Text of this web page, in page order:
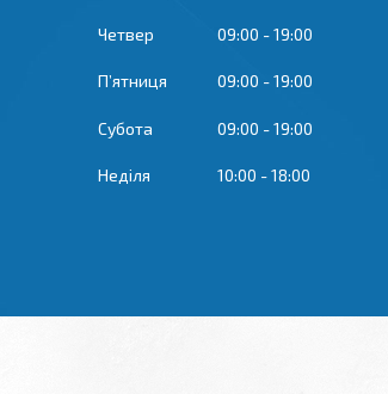
Четвер 09:00 19:00
Пʼятниця 09:00 19:00
Субота 09:00 19:00
Неділя 10:00 18:00